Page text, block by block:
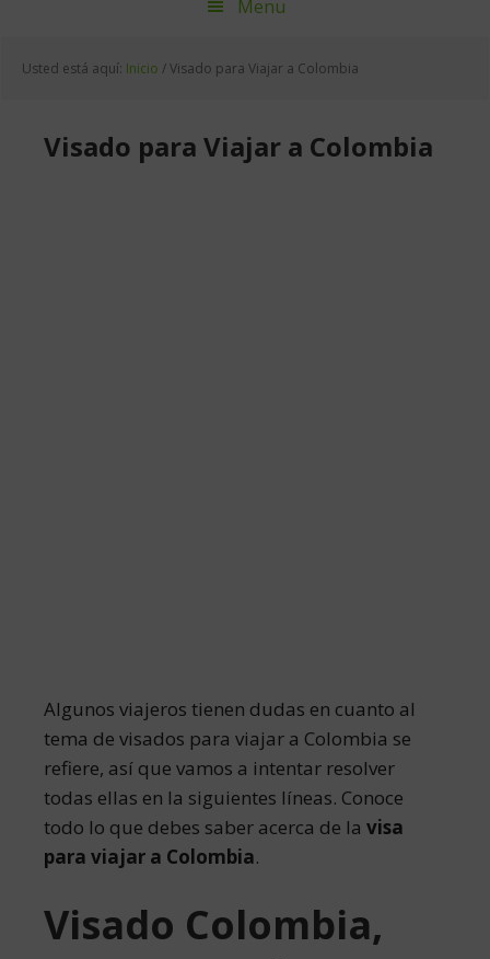
Menu
Usted está aquí: Inicio /Visado para Viajar a Colombia
Visado para Viajar a Colombia
Algunos viajeros tienen dudas en cuanto al
tema de visados para viajar a Colombia se
refiere, así que vamos a intentar resolver
todas ellas en la siguientes líneas. Conoce
todo lo que debes saber acerca de la visa
para viajar a Colombia.
Visado Colombia,